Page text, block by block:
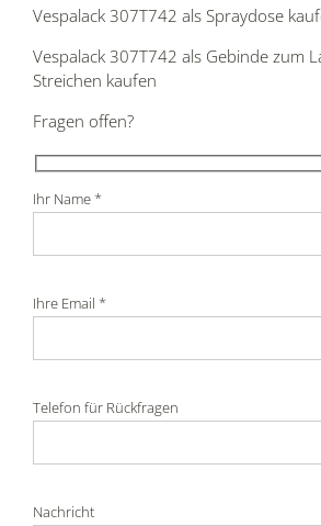
Vespalack 307T742 als Spraydose
Vespalack 307T742 als Gebinde zum
Streichen kaufen
Fragen offen?
Ihr Name *
Ihre Email *
Telefon für Rückfragen
Nachricht